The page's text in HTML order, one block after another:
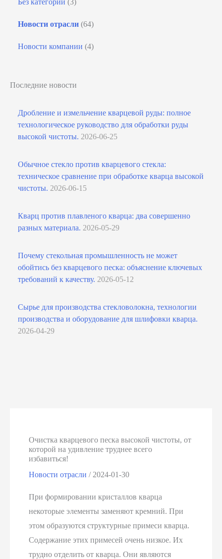
Новости отрасли (64)
Новости компании (4)
Последние новости
Дробление и измельчение кварцевой руды: полное
технологическое руководство для обработки руды
высокой чистоты. 2026-06-25
Обычное стекло против кварцевого стекла:
техническое сравнение при обработке кварца высокой
чистоты. 2026-06-15
Кварц против плавленого кварца: два совершенно
разных материала. 2026-05-29
Почему стекольная промышленность не может
обойтись без кварцевого песка: объяснение ключевых
требований к качеству. 2026-05-12
Сырье для производства стекловолокна, технологии
производства и оборудование для шлифовки кварца.
2026-04-29
Очистка кварцевого песка высокой чистоты, от
которой на удивление труднее всего
избавиться!
Новости отрасли / 2024-01-30
При формировании кристаллов кварца
некоторые элементы заменяют кремний. При
этом образуются структурные примеси кварца.
Содержание этих примесей очень низкое. Их
трудно отделить от кварца. Они являются